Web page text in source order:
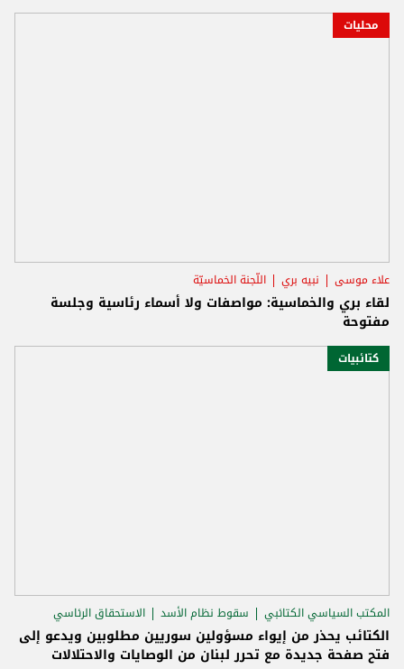
محليات
علاء موسى نبيه بري اللّجنة الخماسيّة
لقاء بري والخماسية: مواصفات ولا أسماء رئاسية وجلسة
مفتوحة
كتائبيات
المكتب السياسي الكتائبي سقوط نظام الأسد الاستحقاق الرئاسي
الكتائب يحذر من إيواء مسؤولين سوريين مطلوبين ويدعو إلى
فتح صفحة جديدة مع تحرر لبنان من الوصايات والاحتلالات